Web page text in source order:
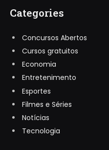
Categories
Concursos Abertos
Cursos gratuitos
Economia
Entretenimento
Esportes
Filmes e Séries
Notícias
Tecnologia